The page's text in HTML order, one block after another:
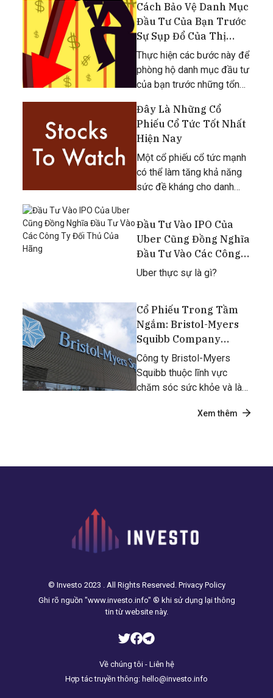
Cách Bảo Vệ Danh Mục
Đầu Tư Của Bạn Trước
Sự Sụp Đổ Của Thị
Trường
Thực hiện các bước này để
phòng hộ danh mục đầu tư
của bạn trước những tổn
trường tiếp theo.
Đây Là Những Cổ
Phiếu Cổ Tức Tốt Nhất
Hiện Nay
Một cổ phiếu cổ tức mạnh
có thể làm tăng khả năng
sức đề kháng cho danh
những diễn biến bất lợi,
không ngờ.
Đầu Tư Vào IPO Của
Uber Cũng Đồng Nghĩa
Đầu Tư Vào Các Công
Ty Đối Thủ Của Hãng
Uber thực sự là gì?
Cổ Phiếu Trong Tầm
Ngắm: Bristol-Myers
Squibb Company
(NYSE: BMY)
Công ty Bristol-Myers
Squibb thuộc lĩnh vực
chăm sóc sức khỏe và là
Xem thêm
© Investo 2023 . All Rights Reserved. Privacy Policy
Ghi rõ nguồn "www.investo.info" ® khi sử dụng lại thông
tin từ website này.
Về chúng tôi - Liên hệ
Hợp tác truyền thông: hello@investo.info